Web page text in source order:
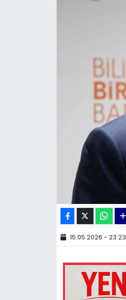
15.05.2026 - 23:23
YEREL POLİTİKA
YEREL YÖNETİMLER